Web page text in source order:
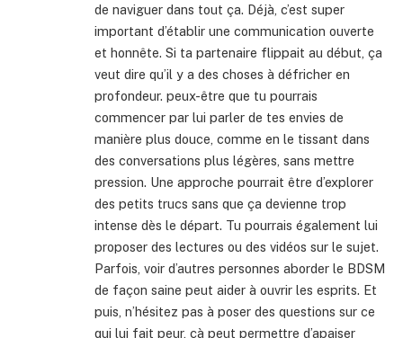
de naviguer dans tout ça. Déjà, c’est super
important d’établir une communication ouverte
et honnête. Si ta partenaire flippait au début, ça
veut dire qu’il y a des choses à défricher en
profondeur. peux-être que tu pourrais
commencer par lui parler de tes envies de
manière plus douce, comme en le tissant dans
des conversations plus légères, sans mettre
pression. Une approche pourrait être d’explorer
des petits trucs sans que ça devienne trop
intense dès le départ. Tu pourrais également lui
proposer des lectures ou des vidéos sur le sujet.
Parfois, voir d’autres personnes aborder le BDSM
de façon saine peut aider à ouvrir les esprits. Et
puis, n’hésitez pas à poser des questions sur ce
qui lui fait peur, çà peut permettre d’apaiser